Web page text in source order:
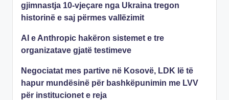
gjimnastja 10-vjeçare nga Ukraina tregon
historinë e saj përmes vallëzimit
AI e Anthropic hakëron sistemet e tre
organizatave gjatë testimeve
Negociatat mes partive në Kosovë, LDK lë të
hapur mundësinë për bashkëpunimin me LVV
për institucionet e reja